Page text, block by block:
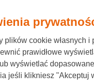
Nederlanden22 stycznia
plików cookie własnych
prawidłowe
wyświetlać
jeśli klikniesz "Akceptuj